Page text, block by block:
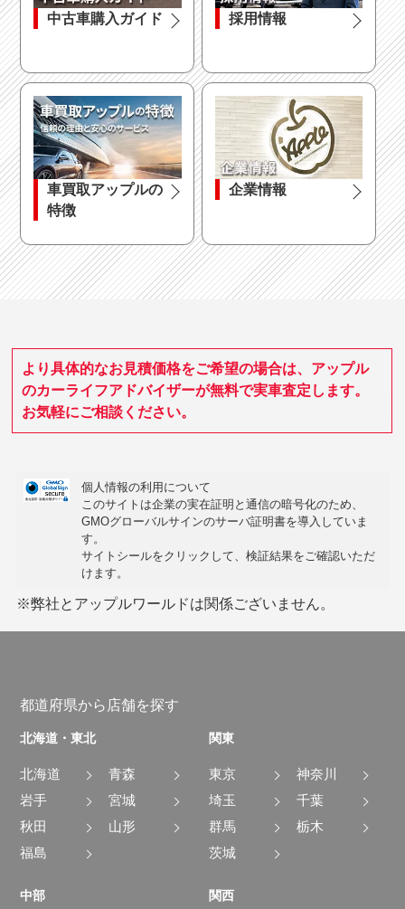
中古車購入ガイド 採用情報
車買取アップルの
特徴
企業情報
より具体的なお見積価格をご希望の場合は、アップル
のカーライフアドバイザーが無料で実車査定します。
お気軽にご相談ください。
個人情報の利用について
このサイトは企業の実在証明と通信の暗号化のため、
GMOグローバルサインのサーバ証明書を導入していま
す。
サイトシールをクリックして、検証結果をご確認いただ
けます。
※弊社とアップルワールドは関係ございません。
都道府県から店舗を探す
北海道・東北
北海道
青森
岩手
宮城
秋田
山形
福島
関東
東京
神奈川
埼玉
千葉
群馬
栃木
茨城
中部 関西